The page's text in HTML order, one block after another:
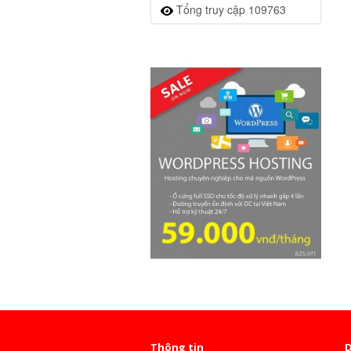
Tổng truy cập 109763
Thông tin